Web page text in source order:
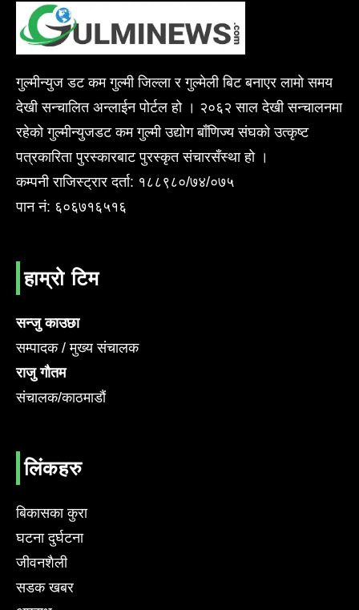
गुल्मीन्युज डट कम गुल्मी जिल्ला र गुल्मेली बिट बनाएर लामो समय
देखी सन्चालित अन्लाईन पोर्टल हो । २०६२ साल देखी सन्चालनमा
रहेको गुल्मीन्युजडट कम गुल्मी उद्योग बाँणिज्य संघको उत्कृष्ट
पत्रकारिता पुरस्कारबाट पुरस्कृत संचारसँस्था हो ।
कम्पनी राजिस्ट्रार दर्ता: १८८९८०/७४/०७५
पान नं: ६०६७१६५१६
हाम्रो टिम
सन्जु काउछा
सम्पादक / मुख्य संचालक
राजु गौतम
संचालक/काठमाडौं
लिंकहरु
बिकासका कुरा
घटना दुर्घटना
जीवनशैली
सडक खबर